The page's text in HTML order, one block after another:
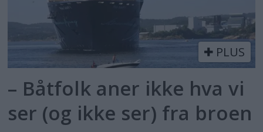
PLUS
– Båtfolk aner ikke hva vi
ser (og ikke ser) fra broen